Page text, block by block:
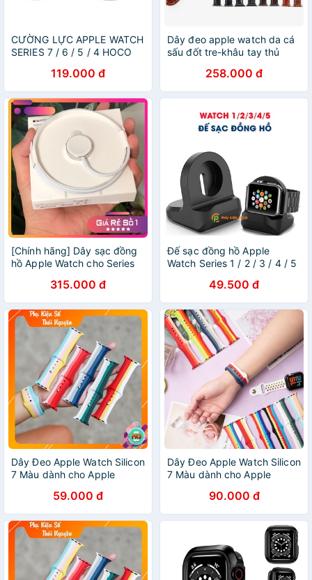
CƯỜNG LỰC APPLE WATCH
SERIES 7 / 6 / 5 / 4 HOCO
119.000 đ
Dây đeo apple watch da cá
sấu đốt tre-khâu tay thủ
watch series 3 series 4
series 5-Bụi leather
258.000 đ
[Chính hãng] Dây sạc đồng
hồ Apple Watch cho Series
315.000 đ
Đế sạc đồng hồ Apple
Watch Series 1 / 2 / 3 / 4 / 5
49.500 đ
Dây Đeo Apple Watch Silicon
7 Màu dành cho Apple
59.000 đ
Dây Đeo Apple Watch Silicon
7 Màu dành cho Apple
90.000 đ